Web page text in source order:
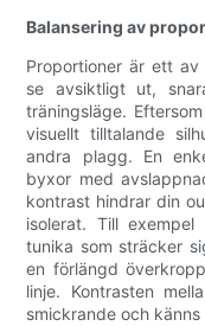
Balansering av
Proportioner är ett
se avsiktligt ut,
träningsläge.
visuellt tilltalande
andra plagg. En
byxor med
kontrast hindrar din
isolerat. Till
tunika som sträcker
en förlängd
linje. Kontrasten
smickrande och